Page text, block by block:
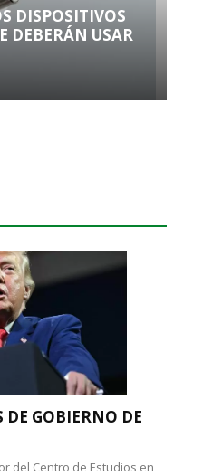
DISPOSITIVOS
DEBERÁN USAR
DE GOBIERNO DE
del Centro de Estudios en